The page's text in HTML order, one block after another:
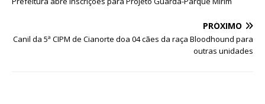
PRÓXIMO
Canil da 5ª CIPM de Cianorte doa 04 cães da raça Bloodhound para
outras unidades